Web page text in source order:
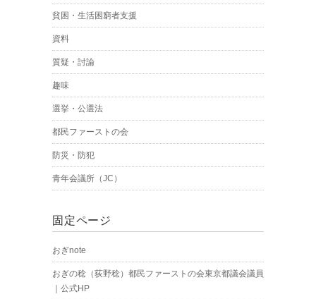
貧困・生活困窮者支援
資料
質疑・討論
趣味
選挙・公選法
都民ファーストの会
防災・防犯
青年会議所（JC）
固定ページ
おぎnote
おぎの稔（荻野稔）都民ファーストの会東京都議会議員
｜公式HP